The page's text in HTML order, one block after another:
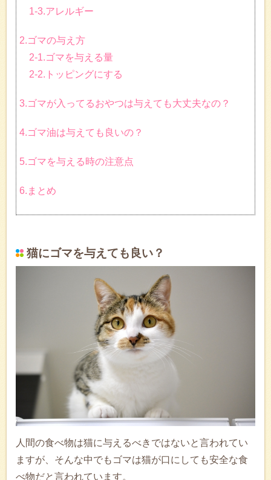
1-3.アレルギー
2.ゴマの与え方
2-1.ゴマを与える量
2-2.トッピングにする
3.ゴマが入ってるおやつは与えても大丈夫なの？
4.ゴマ油は与えても良いの？
5.ゴマを与える時の注意点
6.まとめ
猫にゴマを与えても良い？
人間の食べ物は猫に与えるべきではないと言われてい
ますが、そんな中でもゴマは猫が口にしても安全な食
べ物だと言われています。